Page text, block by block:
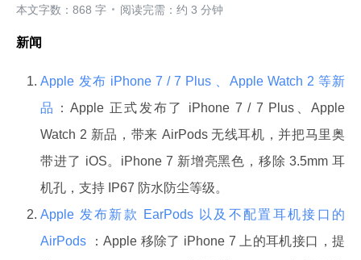
本文字数：868 字
阅读完需：约 3 分钟
新闻
Apple 发布 iPhone 7 / 7 Plus 、Apple Watch 2 等新
品
：Apple 正式发布了 iPhone 7 / 7 Plus、Apple
Watch 2 新品，带来 AirPods 无线耳机，并把马里奥
带进了 iOS。iPhone 7 新增亮黑色，移除 3.5mm 耳
机孔，支持 IP67 防水防尘等级。
Apple 发布新款 EarPods 以及不配置耳机接口的
AirPods
：Apple 移除了 iPhone 7 上的耳机接口，提